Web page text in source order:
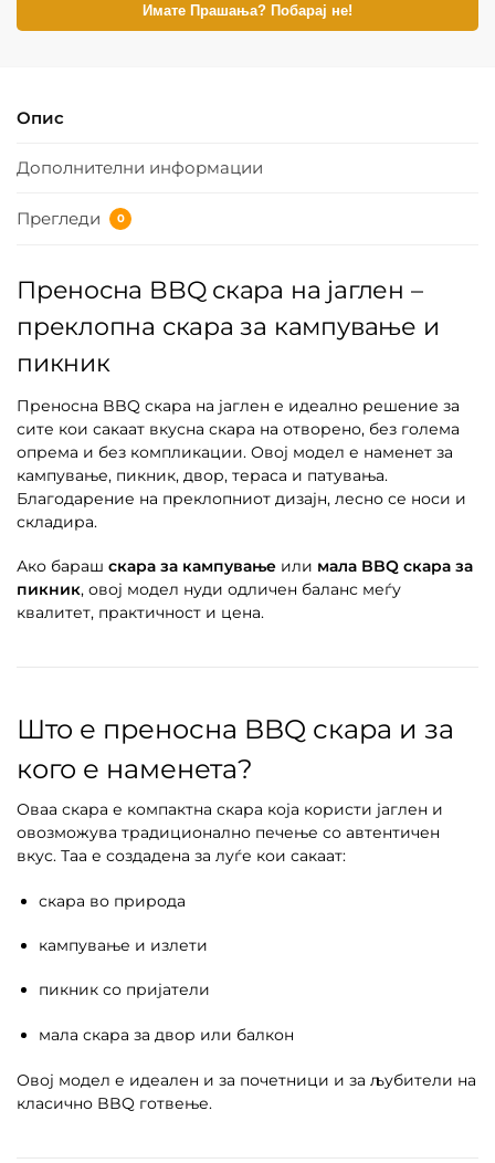
Имате Прашања? Побарај не!
Опис
Дополнителни информации
Прегледи 0
Преносна BBQ скара на јаглен –
преклопна скара за кампување и
пикник
Преносна BBQ скара на јаглен е идеално решение за
сите кои сакаат вкусна скара на отворено, без голема
опрема и без компликации. Овој модел е наменет за
кампување, пикник, двор, тераса и патувања.
Благодарение на преклопниот дизајн, лесно се носи и
складира.
Ако бараш скара за кампување или мала BBQ скара за
пикник, овој модел нуди одличен баланс меѓу
квалитет, практичност и цена.
Што е преносна BBQ скара и за
кого е наменета?
Оваа скара е компактна скара која користи јаглен и
овозможува традиционално печење со автентичен
вкус. Таа е создадена за луѓе кои сакаат:
скара во природа
кампување и излети
пикник со пријатели
мала скара за двор или балкон
Овој модел е идеален и за почетници и за љубители на
класично BBQ готвење.